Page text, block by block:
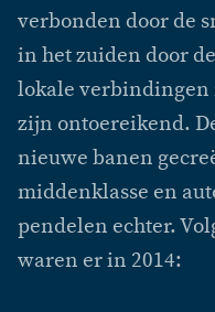
verbonden door de
in het zuiden door
lokale verbindingen
zijn ontoereikend.
nieuwe banen
middenklasse en
pendelen echter.
waren er in 2014: